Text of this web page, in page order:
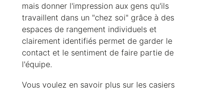
mais donner l'impression aux gens qu'ils
travaillent dans un "chez soi" grâce à des
espaces de rangement individuels et
clairement identifiés permet de garder le
contact et le sentiment de faire partie de
l'équipe.
Vous voulez en savoir plus sur les casiers